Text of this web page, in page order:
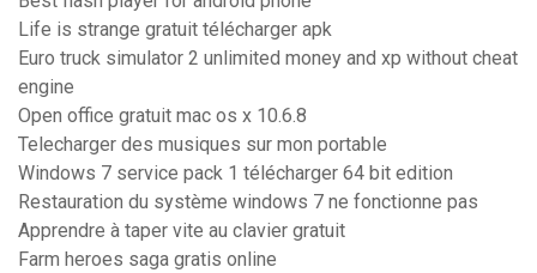
Life is strange gratuit télécharger apk
Euro truck simulator 2 unlimited money and xp without cheat
engine
Open office gratuit mac os x 10.6.8
Telecharger des musiques sur mon portable
Windows 7 service pack 1 télécharger 64 bit edition
Restauration du système windows 7 ne fonctionne pas
Apprendre à taper vite au clavier gratuit
Farm heroes saga gratis online